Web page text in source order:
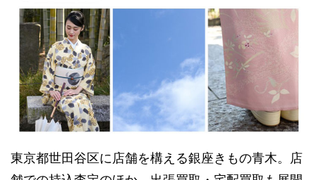
東京都世田谷区に店舗を構える銀座きもの青木。店